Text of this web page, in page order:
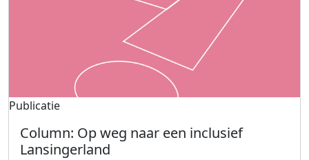
Publicatie
Column: Op weg naar een inclusief
Lansingerland